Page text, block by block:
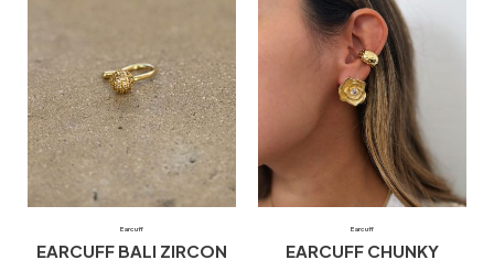
Earcuff
EARCUFF BALI ZIRCON
Earcuff
EARCUFF CHUNKY